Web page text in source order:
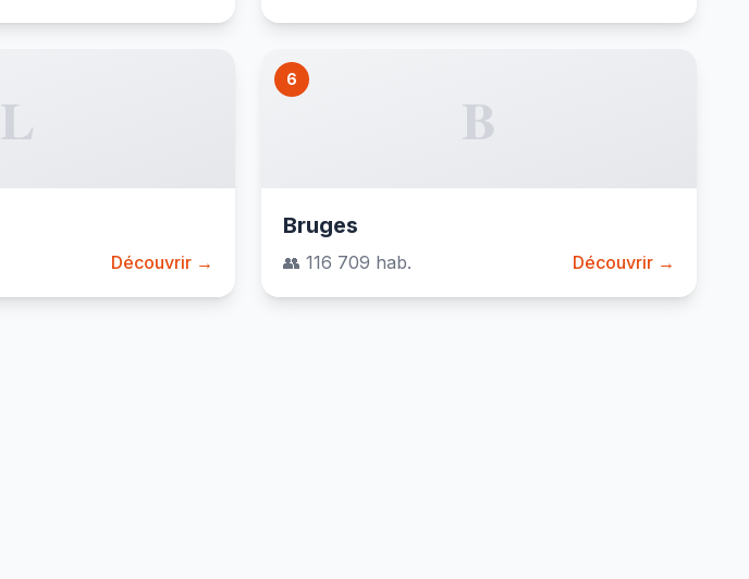
L
Découvrir →
6
B
Bruges
👥 116 709 hab. Découvrir →